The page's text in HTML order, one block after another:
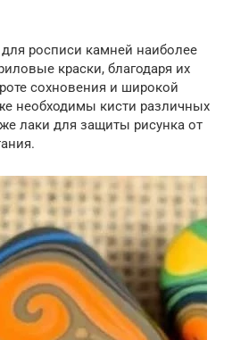
росписи камней наиболее
краски, благодаря их
сохновения и широкой
необходимы кисти различных
лаки для защиты рисунка от